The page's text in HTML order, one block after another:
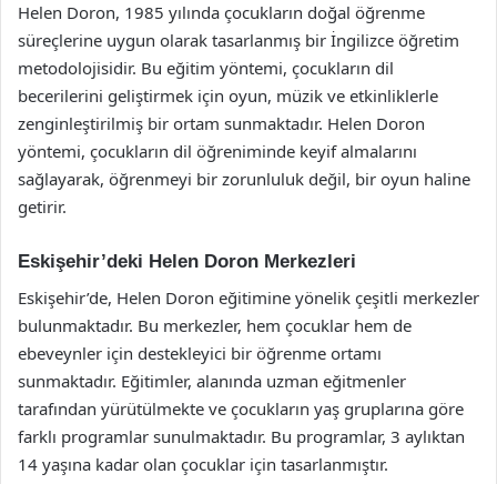
Helen Doron, 1985 yılında çocukların doğal öğrenme
süreçlerine uygun olarak tasarlanmış bir İngilizce öğretim
metodolojisidir. Bu eğitim yöntemi, çocukların dil
becerilerini geliştirmek için oyun, müzik ve etkinliklerle
zenginleştirilmiş bir ortam sunmaktadır. Helen Doron
yöntemi, çocukların dil öğreniminde keyif almalarını
sağlayarak, öğrenmeyi bir zorunluluk değil, bir oyun haline
getirir.
Eskişehir’deki Helen Doron Merkezleri
Eskişehir’de, Helen Doron eğitimine yönelik çeşitli merkezler
bulunmaktadır. Bu merkezler, hem çocuklar hem de
ebeveynler için destekleyici bir öğrenme ortamı
sunmaktadır. Eğitimler, alanında uzman eğitmenler
tarafından yürütülmekte ve çocukların yaş gruplarına göre
farklı programlar sunulmaktadır. Bu programlar, 3 aylıktan
14 yaşına kadar olan çocuklar için tasarlanmıştır.